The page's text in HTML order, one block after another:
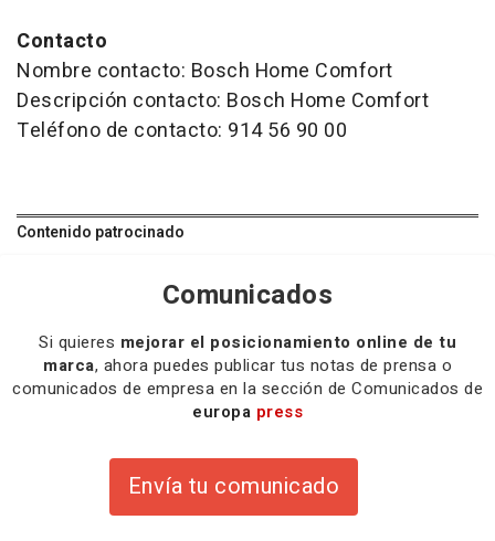
Contacto
Nombre contacto: Bosch Home Comfort
Descripción contacto: Bosch Home Comfort
Teléfono de contacto: 914 56 90 00
Contenido patrocinado
Comunicados
Si quieres mejorar el posicionamiento online de tu
marca, ahora puedes publicar tus notas de prensa o
comunicados de empresa en la sección de Comunicados de
europa press
Envía tu comunicado